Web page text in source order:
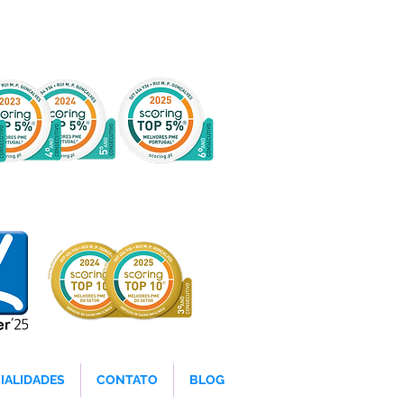
CONTATO BLOG